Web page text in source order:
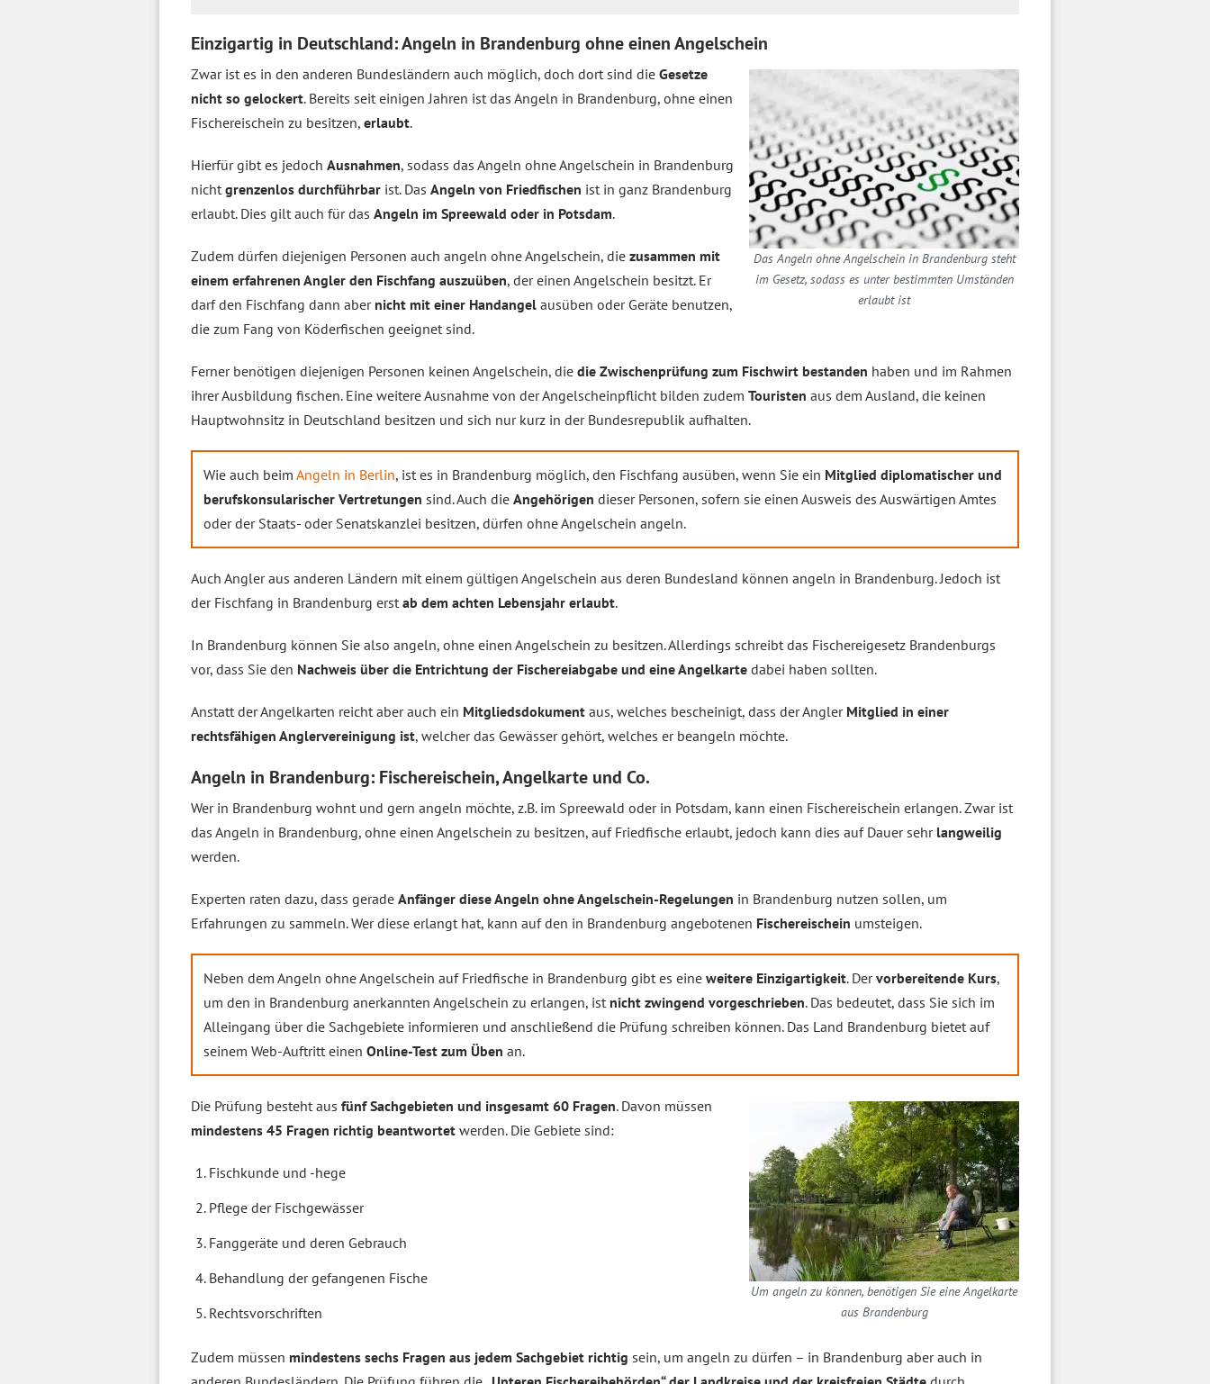
Einzigartig in Deutschland: Angeln in Brandenburg ohne einen Angelschein
Das Angeln ohne Angelschein in Brandenburg steht
im Gesetz, sodass es unter bestimmten Umständen
erlaubt ist
Zwar ist es in den anderen Bundesländern auch möglich, doch dort sind die Gesetze
nicht so gelockert. Bereits seit einigen Jahren ist das Angeln in Brandenburg, ohne einen
Fischereischein zu besitzen, erlaubt.
Hierfür gibt es jedoch Ausnahmen, sodass das Angeln ohne Angelschein in Brandenburg
nicht grenzenlos durchführbar ist. Das Angeln von Friedfischen ist in ganz Brandenburg
erlaubt. Dies gilt auch für das Angeln im Spreewald oder in Potsdam.
Zudem dürfen diejenigen Personen auch angeln ohne Angelschein, die zusammen mit
einem erfahrenen Angler den Fischfang auszuüben, der einen Angelschein besitzt. Er
darf den Fischfang dann aber nicht mit einer Handangel ausüben oder Geräte benutzen,
die zum Fang von Köderfischen geeignet sind.
Ferner benötigen diejenigen Personen keinen Angelschein, die die Zwischenprüfung zum Fischwirt bestanden haben und im Rahmen
ihrer Ausbildung fischen. Eine weitere Ausnahme von der Angelscheinpflicht bilden zudem Touristen aus dem Ausland, die keinen
Hauptwohnsitz in Deutschland besitzen und sich nur kurz in der Bundesrepublik aufhalten.
Wie auch beim Angeln in Berlin, ist es in Brandenburg möglich, den Fischfang ausüben, wenn Sie ein Mitglied diplomatischer und
berufskonsularischer Vertretungen sind. Auch die Angehörigen dieser Personen, sofern sie einen Ausweis des Auswärtigen Amtes
oder der Staats- oder Senatskanzlei besitzen, dürfen ohne Angelschein angeln.
Auch Angler aus anderen Ländern mit einem gültigen Angelschein aus deren Bundesland können angeln in Brandenburg. Jedoch ist
der Fischfang in Brandenburg erst ab dem achten Lebensjahr erlaubt.
In Brandenburg können Sie also angeln, ohne einen Angelschein zu besitzen. Allerdings schreibt das Fischereigesetz Brandenburgs
vor, dass Sie den Nachweis über die Entrichtung der Fischereiabgabe und eine Angelkarte dabei haben sollten.
Anstatt der Angelkarten reicht aber auch ein Mitgliedsdokument aus, welches bescheinigt, dass der Angler Mitglied in einer
rechtsfähigen Anglervereinigung ist, welcher das Gewässer gehört, welches er beangeln möchte.
Angeln in Brandenburg: Fischereischein, Angelkarte und Co.
Wer in Brandenburg wohnt und gern angeln möchte, z.B. im Spreewald oder in Potsdam, kann einen Fischereischein erlangen. Zwar ist
das Angeln in Brandenburg, ohne einen Angelschein zu besitzen, auf Friedfische erlaubt, jedoch kann dies auf Dauer sehr langweilig
werden.
Experten raten dazu, dass gerade Anfänger diese Angeln ohne Angelschein-Regelungen in Brandenburg nutzen sollen, um
Erfahrungen zu sammeln. Wer diese erlangt hat, kann auf den in Brandenburg angebotenen Fischereischein umsteigen.
Neben dem Angeln ohne Angelschein auf Friedfische in Brandenburg gibt es eine weitere Einzigartigkeit. Dervorbereitende Kurs,
um den in Brandenburg anerkannten Angelschein zu erlangen, ist nicht zwingend vorgeschrieben. Das bedeutet, dass Sie sich im
Alleingang über die Sachgebiete informieren und anschließend die Prüfung schreiben können. Das Land Brandenburg bietet auf
seinem Web-Auftritt einen Online-Test zum Üben an.
Um angeln zu können, benötigen Sie eine Angelkarte
aus Brandenburg
Die Prüfung besteht aus fünf Sachgebieten und insgesamt 60 Fragen. Davon müssen
mindestens 45 Fragen richtig beantwortet werden. Die Gebiete sind:
Fischkunde und -hege
Pflege der Fischgewässer
Fanggeräte und deren Gebrauch
Behandlung der gefangenen Fische
Rechtsvorschriften
Zudem müssen mindestens sechs Fragen aus jedem Sachgebiet richtig sein, um angeln zu dürfen – in Brandenburg aber auch in